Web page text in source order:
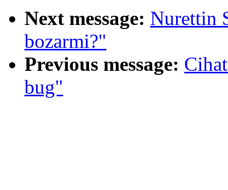
Next message: Nurettin
bozarmi?"
Previous message:
bug"